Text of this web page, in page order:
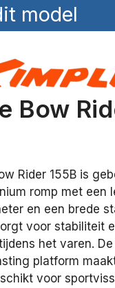
model
Bow
Rider 155B is
romp met een
en een brede
voor stabiliteit
het varen.
platform
voor